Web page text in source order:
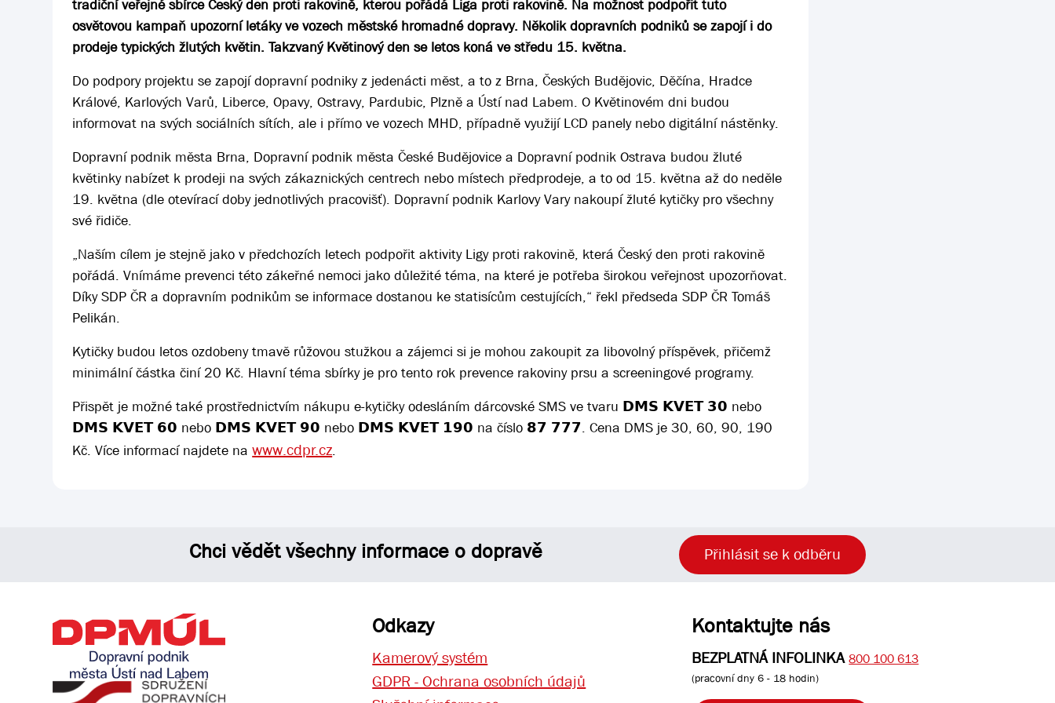
tradiční veřejné sbírce Český den proti rakovině, kterou pořádá Liga proti rakovině. Na možnost podpořit tuto
osvětovou kampaň upozorní letáky ve vozech městské hromadné dopravy. Několik dopravních podniků se zapojí i do
prodeje typických žlutých květin. Takzvaný Květinový den se letos koná ve středu 15. května.
Do podpory projektu se zapojí dopravní podniky z jedenácti měst, a to z Brna, Českých Budějovic, Děčína, Hradce
Králové, Karlových Varů, Liberce, Opavy, Ostravy, Pardubic, Plzně a Ústí nad Labem. O Květinovém dni budou
informovat na svých sociálních sítích, ale i přímo ve vozech MHD, případně využijí LCD panely nebo digitální nástěnky.
Dopravní podnik města Brna, Dopravní podnik města České Budějovice a Dopravní podnik Ostrava budou žluté
květinky nabízet k prodeji na svých zákaznických centrech nebo místech předprodeje, a to od 15. května až do neděle
19. května (dle otevírací doby jednotlivých pracovišť). Dopravní podnik Karlovy Vary nakoupí žluté kytičky pro všechny
své řidiče.
„Naším cílem je stejně jako v předchozích letech podpořit aktivity Ligy proti rakovině, která Český den proti rakovině
pořádá. Vnímáme prevenci této zákeřné nemoci jako důležité téma, na které je potřeba širokou veřejnost upozorňovat.
Díky SDP ČR a dopravním podnikům se informace dostanou ke statisícům cestujících,“ řekl předseda SDP ČR Tomáš
Pelikán.
Kytičky budou letos ozdobeny tmavě růžovou stužkou a zájemci si je mohou zakoupit za libovolný příspěvek, přičemž
minimální částka činí 20 Kč. Hlavní téma sbírky je pro tento rok prevence rakoviny prsu a screeningové programy.
Přispět je možné také prostřednictvím nákupu e-kytičky odesláním dárcovské SMS ve tvaru 𝗗𝗠𝗦 𝗞𝗩𝗘𝗧 𝟯𝟬 nebo
𝗗𝗠𝗦 𝗞𝗩𝗘𝗧 𝟲𝟬 nebo 𝗗𝗠𝗦 𝗞𝗩𝗘𝗧 𝟵𝟬 nebo 𝗗𝗠𝗦 𝗞𝗩𝗘𝗧 𝟭𝟵𝟬 na číslo 𝟴𝟳 𝟳𝟳𝟳. Cena DMS je 30, 60, 90, 190
Kč. Více informací najdete nawww.cdpr.cz.
Chci vědět všechny informace o dopravě Přihlásit se k odběru
Odkazy
Kamerový systém
GDPR - Ochrana osobních údajů
Kontaktujte nás
BEZPLATNÁ INFOLINKA 800 100 613
(pracovní dny 6 - 18 hodin)